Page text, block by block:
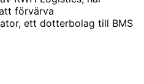
förvärva
ett dotterbolag till BMS